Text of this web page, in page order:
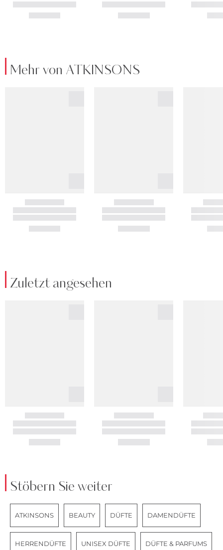
Mehr von ATKINSONS
Zuletzt angesehen
Stöbern Sie weiter
ATKINSONS BEAUTY DÜFTE DAMENDÜFTE
HERRENDÜFTE UNISEX DÜFTE DÜFTE & PARFUMS